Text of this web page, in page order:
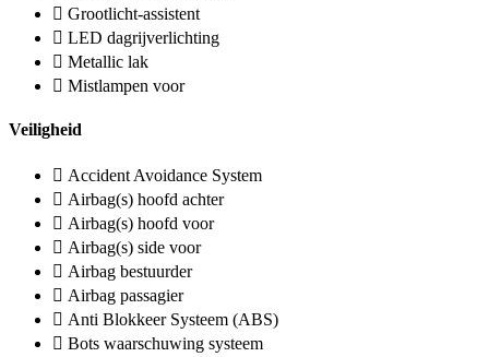
Grootlicht-assistent
LED dagrijverlichting
Metallic lak
Mistlampen voor
Veiligheid
Accident Avoidance System
Airbag(s) hoofd achter
Airbag(s) hoofd voor
Airbag(s) side voor
Airbag bestuurder
Airbag passagier
Anti Blokkeer Systeem (ABS)
Bots waarschuwing systeem